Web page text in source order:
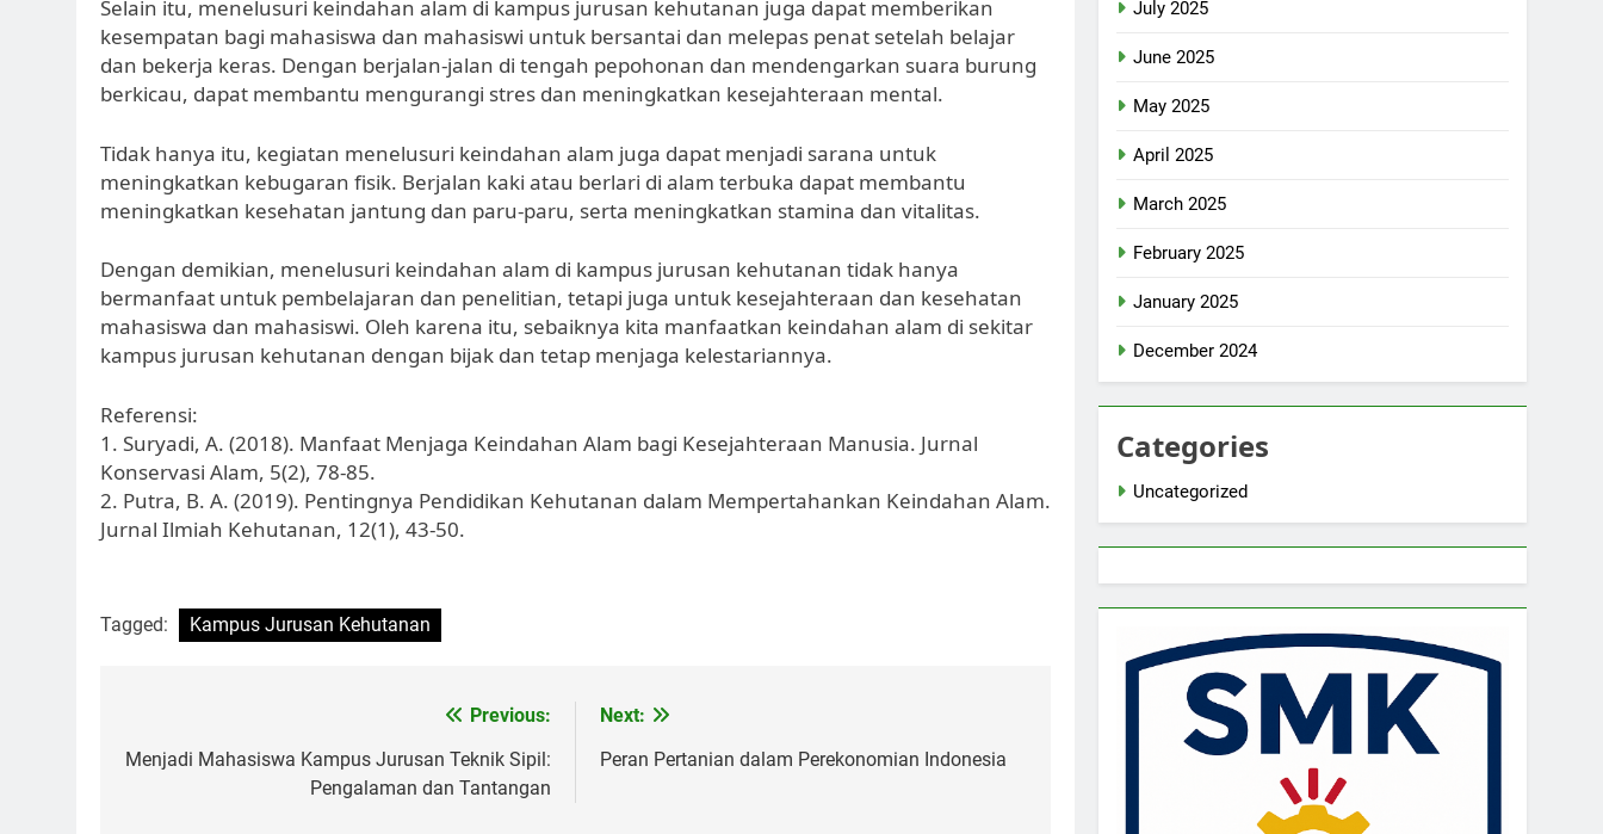
Selain itu, menelusuri keindahan alam di kampus jurusan kehutanan juga dapat memberikan
kesempatan bagi mahasiswa dan mahasiswi untuk bersantai dan melepas penat setelah belajar
dan bekerja keras. Dengan berjalan-jalan di tengah pepohonan dan mendengarkan suara burung
berkicau, dapat membantu mengurangi stres dan meningkatkan kesejahteraan mental.
Tidak hanya itu, kegiatan menelusuri keindahan alam juga dapat menjadi sarana untuk
meningkatkan kebugaran fisik. Berjalan kaki atau berlari di alam terbuka dapat membantu
meningkatkan kesehatan jantung dan paru-paru, serta meningkatkan stamina dan vitalitas.
Dengan demikian, menelusuri keindahan alam di kampus jurusan kehutanan tidak hanya
bermanfaat untuk pembelajaran dan penelitian, tetapi juga untuk kesejahteraan dan kesehatan
mahasiswa dan mahasiswi. Oleh karena itu, sebaiknya kita manfaatkan keindahan alam di sekitar
kampus jurusan kehutanan dengan bijak dan tetap menjaga kelestariannya.
Referensi:
1. Suryadi, A. (2018). Manfaat Menjaga Keindahan Alam bagi Kesejahteraan Manusia. Jurnal
Konservasi Alam, 5(2), 78-85.
2. Putra, B. A. (2019). Pentingnya Pendidikan Kehutanan dalam Mempertahankan Keindahan Alam.
Jurnal Ilmiah Kehutanan, 12(1), 43-50.
Tagged: Kampus Jurusan Kehutanan
navigation
Previous:
Menjadi Mahasiswa Kampus Jurusan Teknik Sipil:
Pengalaman dan Tantangan
Next:
Peran Pertanian dalam Perekonomian Indonesia
July 2025
June 2025
May 2025
April 2025
March 2025
February 2025
January 2025
December 2024
Categories
Uncategorized